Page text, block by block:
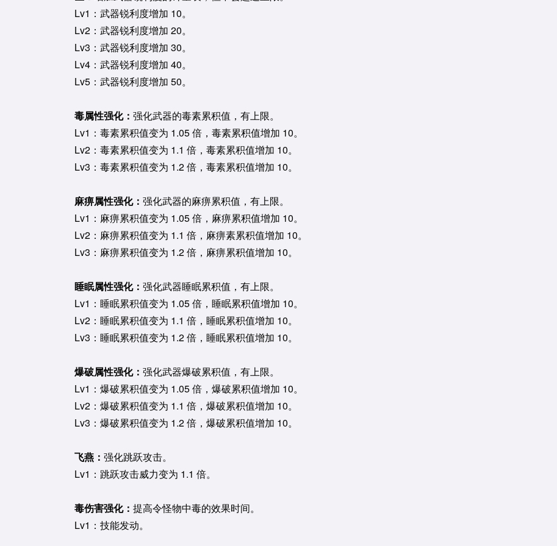
Lv1：武器锐利度增加 10。
Lv2：武器锐利度增加 20。
Lv3：武器锐利度增加 30。
Lv4：武器锐利度增加 40。
Lv5：武器锐利度增加 50。
毒属性强化： 强化武器的毒素累积值，有上限。
Lv1：毒素累积值变为 1.05 倍，毒素累积值增加 10。
Lv2：毒素累积值变为 1.1 倍，毒素累积值增加 10。
Lv3：毒素累积值变为 1.2 倍，毒素累积值增加 10。
麻痹属性强化： 强化武器的麻痹累积值，有上限。
Lv1：麻痹累积值变为 1.05 倍，麻痹累积值增加 10。
Lv2：麻痹累积值变为 1.1 倍，麻痹素累积值增加 10。
Lv3：麻痹累积值变为 1.2 倍，麻痹累积值增加 10。
睡眠属性强化： 强化武器睡眠累积值，有上限。
Lv1：睡眠累积值变为 1.05 倍，睡眠累积值增加 10。
Lv2：睡眠累积值变为 1.1 倍，睡眠累积值增加 10。
Lv3：睡眠累积值变为 1.2 倍，睡眠累积值增加 10。
爆破属性强化： 强化武器爆破累积值，有上限。
Lv1：爆破累积值变为 1.05 倍，爆破累积值增加 10。
Lv2：爆破累积值变为 1.1 倍，爆破累积值增加 10。
Lv3：爆破累积值变为 1.2 倍，爆破累积值增加 10。
飞燕： 强化跳跃攻击。
Lv1：跳跃攻击威力变为 1.1 倍。
毒伤害强化： 提高令怪物中毒的效果时间。
Lv1：技能发动。